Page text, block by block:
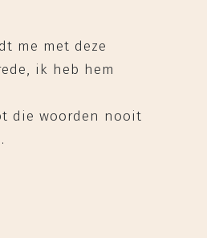
me met deze
ik heb hem
die woorden nooit